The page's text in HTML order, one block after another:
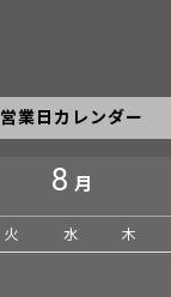
営業日カレンダー
8 月
火 水 木